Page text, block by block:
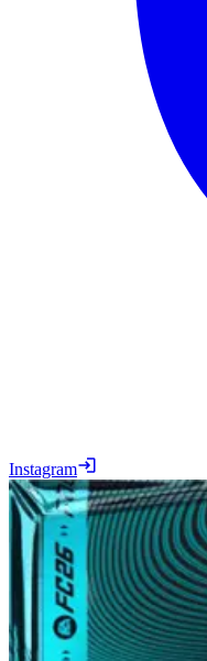
Instagram